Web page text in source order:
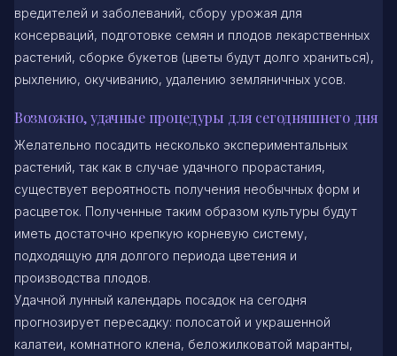
вредителей и заболеваний, сбору урожая для
консерваций, подготовке семян и плодов лекарственных
растений, сборке букетов (цветы будут долго храниться),
рыхлению, окучиванию, удалению земляничных усов.
Возможно, удачные процедуры для сегодняшнего дня
Желательно посадить несколько экспериментальных
растений, так как в случае удачного прорастания,
существует вероятность получения необычных форм и
расцветок. Полученные таким образом культуры будут
иметь достаточно крепкую корневую систему,
подходящую для долгого периода цветения и
производства плодов.
Удачной лунный календарь посадок на сегодня
прогнозирует пересадку: полосатой и украшенной
калатеи, комнатного клена, беложилковатой маранты,